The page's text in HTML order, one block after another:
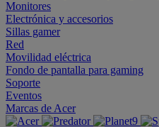
Monitores
Electrónica y accesorios
Sillas gamer
Red
Movilidad eléctrica
Fondo de pantalla para gaming
Soporte
Eventos
Marcas de Acer